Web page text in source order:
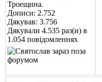
Троещина.
Дописи: 2.752
Дякував: 3.756
Дякували 4.535 раз(и) в
1.054 повідомленнях